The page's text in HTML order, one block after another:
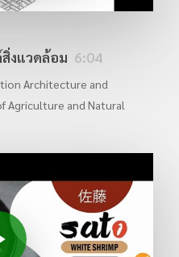
งแวดล้อม 6:04
Architecture and
Agriculture and Natural